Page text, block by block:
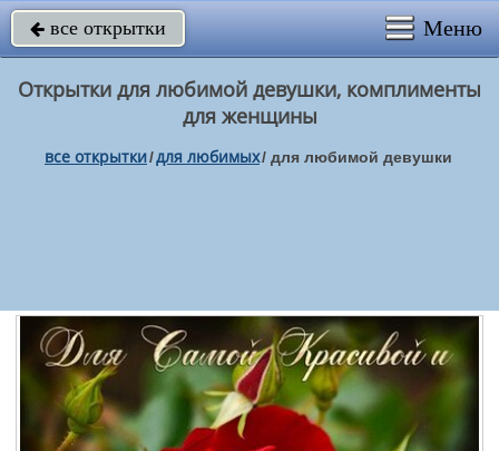
 все открытки Меню
Открытки для любимой девушки, комплименты
для женщины
все открытки/для любимых/ для любимой девушки